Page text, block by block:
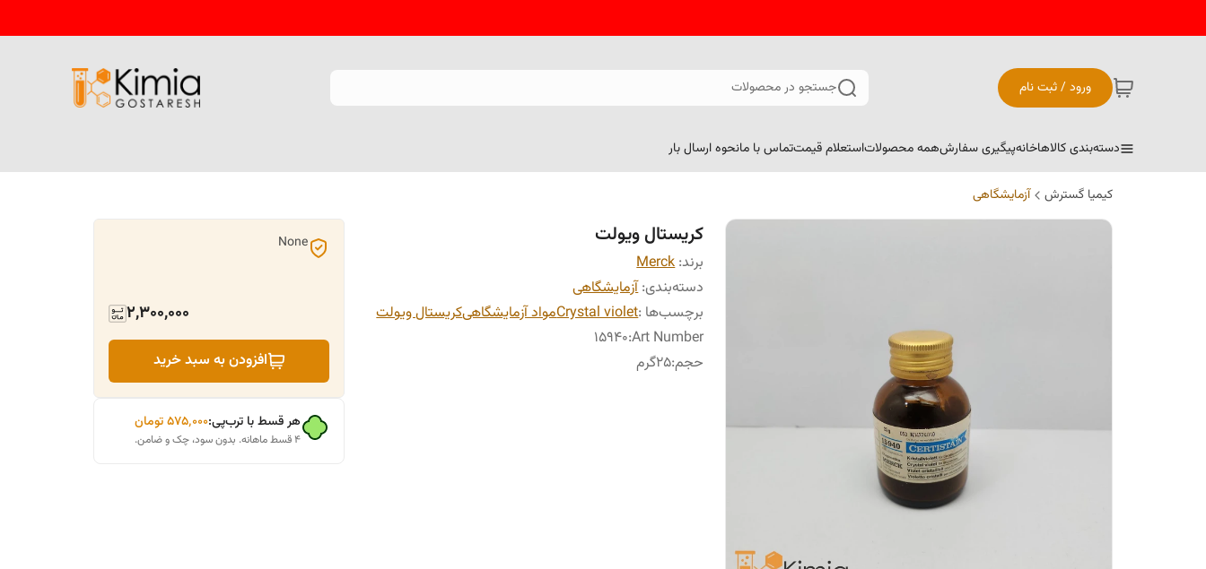
ورود / ثبت نام جستجو در محصولات
دسته‌بندی کالاهاخانهپیگیری سفارشهمه محصولاتاستعلام قیمتتماس با مانحوه ارسال بار
کیمیا گسترش آزمایشگاهی
کریستال ویولت
برند:Merck
دسته‌بندی:آزمایشگاهی
برچسب‌ها :Crystal violetمواد آزمایشگاهیکریستال ویولت
Art Number
:
15940
حجم:25گرم
None
2,300,000
افزودن به سبد خرید
هر قسط با ترب‌پی:۵۷۵٬۰۰۰تومان
۴ قسط ماهانه. بدون سود، چک و ضامن.